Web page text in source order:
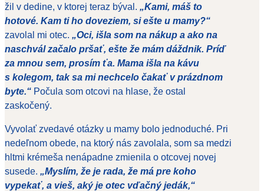
žil v dedine, v ktorej teraz býval. „Kami, máš to
hotové. Kam ti ho doveziem, si ešte u mamy?“
zavolal mi otec. „Oci, išla som na nákup a ako na
naschvál začalo pršať, ešte že mám dáždnik. Príď
za mnou sem, prosím ťa. Mama išla na kávu
s kolegom, tak sa mi nechcelo čakať v prázdnom
byte.“ Počula som otcovi na hlase, že ostal
zaskočený.
Vyvolať zvedavé otázky u mamy bolo jednoduché. Pri
nedeľnom obede, na ktorý nás zavolala, som sa medzi
hltmi krémeša nenápadne zmienila o otcovej novej
susede. „Myslím, že je rada, že má pre koho
vypekať, a vieš, aký je otec vďačný jedák,“